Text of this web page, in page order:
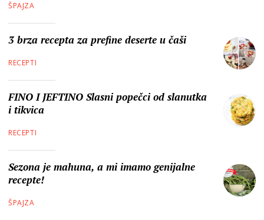
ŠPAJZA
3 brza recepta za prefine deserte u čaši
RECEPTI
FINO I JEFTINO Slasni popečci od slanutka
i tikvica
RECEPTI
Sezona je mahuna, a mi imamo genijalne
recepte!
ŠPAJZA